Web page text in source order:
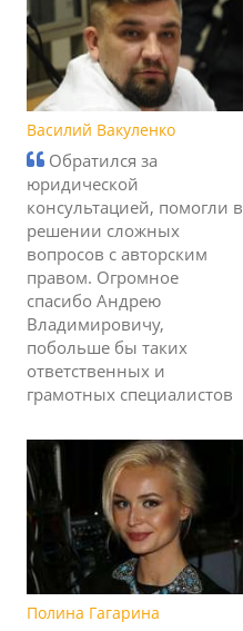
Василий Вакуленко
Обратился за
юридической
консультацией, помогли в
решении сложных
вопросов с авторским
правом. Огромное
спасибо Андрею
Владимировичу,
побольше бы таких
ответственных и
грамотных специалистов
Полина Гагарина